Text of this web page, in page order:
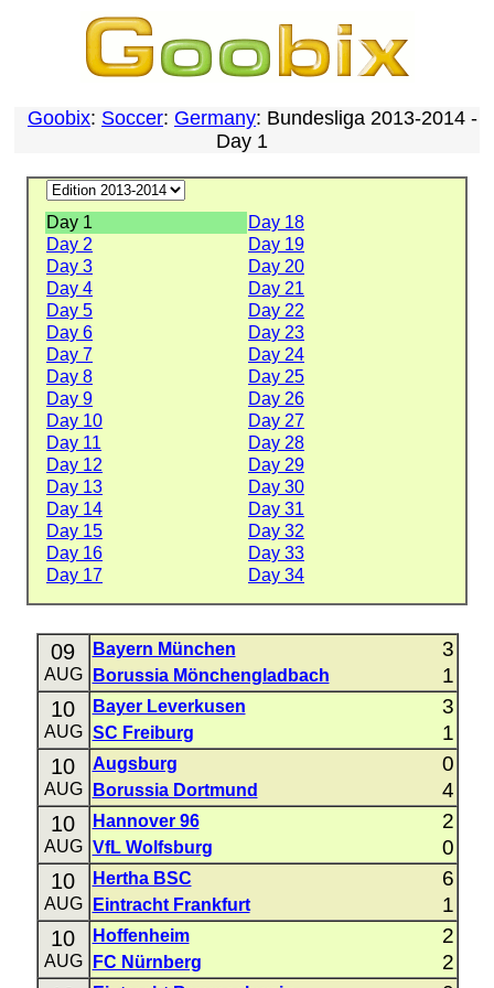
Goobix: Soccer: Germany: Bundesliga 2013-2014 -
Day 1
Day 1
Day 18
Day 2
Day 19
Day 3
Day 20
Day 4
Day 21
Day 5
Day 22
Day 6
Day 23
Day 7
Day 24
Day 8
Day 25
Day 9
Day 26
Day 10
Day 27
Day 11
Day 28
Day 12
Day 29
Day 13
Day 30
Day 14
Day 31
Day 15
Day 32
Day 16
Day 33
Day 17
Day 34
09
AUG
Bayern München 3
Borussia Mönchengladbach 1
10
AUG
Bayer Leverkusen 3
SC Freiburg 1
10
AUG
Augsburg 0
Borussia Dortmund 4
10
AUG
Hannover 96 2
VfL Wolfsburg 0
10
AUG
Hertha BSC 6
Eintracht Frankfurt 1
10
AUG
Hoffenheim 2
FC Nürnberg 2